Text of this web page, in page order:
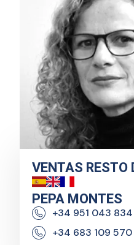
VENTAS RESTO
PEPA MONTES
+34 951 043 834
+34 683 109 570